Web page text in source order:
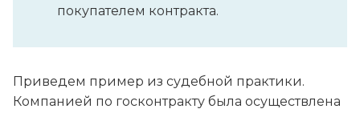
покупателем контракта.
Приведем пример из судебной практики.
Компанией по госконтракту была осуществлена